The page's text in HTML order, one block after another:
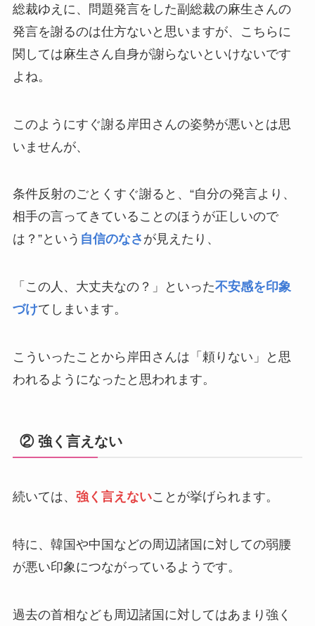
総裁ゆえに、問題発言をした副総裁の麻生さんの
発言を謝るのは仕方ないと思いますが、こちらに
関しては麻生さん自身が謝らないといけないです
よね。
このようにすぐ謝る岸田さんの姿勢が悪いとは思
いませんが、
条件反射のごとくすぐ謝ると、“自分の発言より、
相手の言ってきていることのほうが正しいので
は？”という 自信のなさ が見えたり、
「この人、大丈夫なの？」といった不安感を印象
づけてしまいます。
こういったことから岸田さんは「頼りない」と思
われるようになったと思われます。
② 強く言えない
続いては、 強く言えないことが挙げられます。
特に、韓国や中国などの周辺諸国に対しての弱腰
が悪い印象につながっているようです。
過去の首相なども周辺諸国に対してはあまり強く